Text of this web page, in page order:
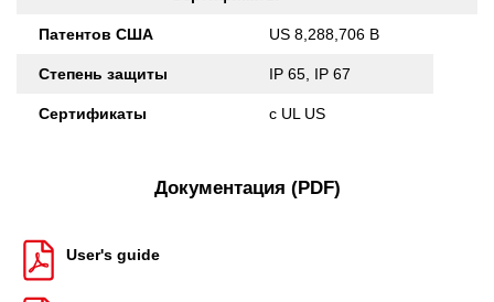
Патентов США US 8,288,706 B
Степень защиты IP 65, IP 67
Сертификаты c UL US
Документация (PDF)
User's guide